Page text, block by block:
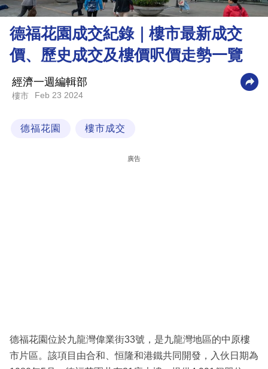
理
財
商
業
科
區
德福花園成交紀錄｜樓市最新成交
價、歷史成交及樓價呎價走勢一覽
經濟一週編輯部
樓市 Feb 23 2024
德福花園 樓市成交
廣告
德福花園位於九龍灣偉業街33號，是九龍灣地區的中原樓
市片區。該項目由合和、恒隆和港鐵共同開發，入伙日期為